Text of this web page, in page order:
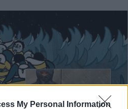
My Personal Information